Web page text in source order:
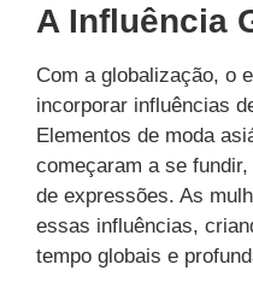
A Influência
Com a globalização, o
incorporar influências
Elementos de moda
começaram a se
de expressões. As
essas influências,
tempo globais e